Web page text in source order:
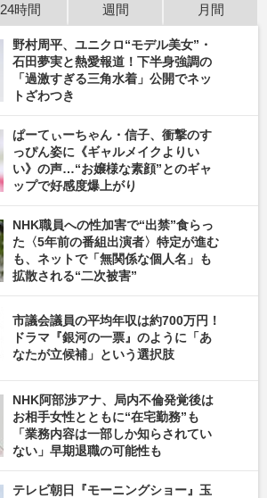
24時間 週間 月間
野村周平、ユニクロ“モデル美女”・
石田夢実と熱愛報道！下半身強調の
「過激すぎる三角水着」公開でネッ
トざわつき
ぱーてぃーちゃん・信子、衝撃のす
っぴん姿に《ギャルメイクよりい
い》の声…“お嬢様な素顔”とのギャ
ップで好感度爆上がり
NHK職員への性加害で“出禁”食らっ
た〈5年前の番組出演者〉特定が進む
も、ネットで「無関係な個人名」も
拡散される“二次被害”
市議会議員の平均年収は約700万円！
ドラマ『銀河の一票』のように「あ
なたが立候補」という選択肢
NHK阿部渉アナ、局内不倫発覚後は
お相手女性とともに“在宅勤務”も
「業務内容は一部しか知らされてい
ない」早期退職の可能性も
テレビ朝日『モーニングショー』玉